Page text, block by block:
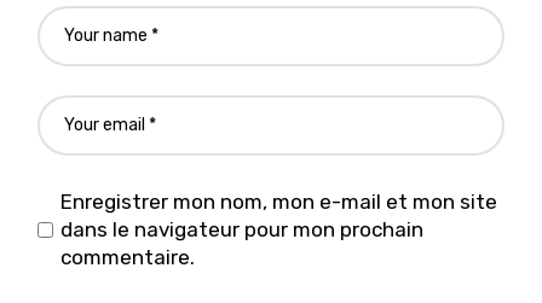
Enregistrer mon nom, mon e-mail et mon site
dans le navigateur pour mon prochain
commentaire.